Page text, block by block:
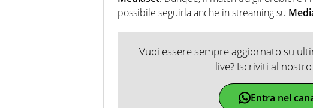
possibile seguirla anche in streaming su
Vuoi essere sempre aggiornato su
live? Iscriviti al
Entra nel